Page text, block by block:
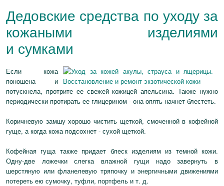
Дедовские средства по уходу за
кожаными изделиями
и сумками
Если кожа
поношена и
потускнела, протрите ее свежей кожицей апельсина. Также нужно
периодически протирать ее глицерином - она опять начнет блестеть.
Коричневую замшу хорошо чистить щеткой, смоченной в кофейной
гуще, а когда кожа подсохнет - сухой щеткой.
Кофейная гуща также придает блеск изделиям из темной кожи.
Одну-две ложечки слегка влажной гущи надо завернуть в
шерстяную или фланелевую тряпочку и энергичными движениями
потереть ею сумочку, туфли, портфель и т. д.